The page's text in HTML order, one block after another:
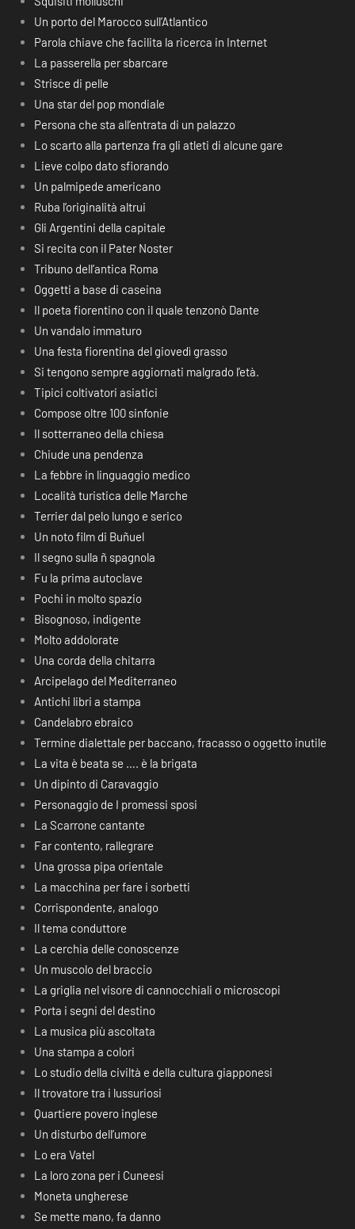
Un porto del Marocco sull’Atlantico
Parola chiave che facilita la ricerca in Internet
La passerella per sbarcare
Strisce di pelle
Una star del pop mondiale
Persona che sta all’entrata di un palazzo
Lo scarto alla partenza fra gli atleti di alcune gare
Lieve colpo dato sfiorando
Un palmipede americano
Ruba l’originalità altrui
Gli Argentini della capitale
Si recita con il Pater Noster
Tribuno dell’antica Roma
Oggetti a base di caseina
Il poeta fiorentino con il quale tenzonò Dante
Un vandalo immaturo
Una festa fiorentina del giovedì grasso
Si tengono sempre aggiornati malgrado l’età.
Tipici coltivatori asiatici
Compose oltre 100 sinfonie
Il sotterraneo della chiesa
Chiude una pendenza
La febbre in linguaggio medico
Località turistica delle Marche
Terrier dal pelo lungo e serico
Un noto film di Buñuel
Il segno sulla ñ spagnola
Fu la prima autoclave
Pochi in molto spazio
Bisognoso, indigente
Molto addolorate
Una corda della chitarra
Arcipelago del Mediterraneo
Antichi libri a stampa
Candelabro ebraico
Termine dialettale per baccano, fracasso o oggetto inutile
La vita è beata se …. è la brigata
Un dipinto di Caravaggio
Personaggio de I promessi sposi
La Scarrone cantante
Far contento, rallegrare
Una grossa pipa orientale
La macchina per fare i sorbetti
Corrispondente, analogo
Il tema conduttore
La cerchia delle conoscenze
Un muscolo del braccio
La griglia nel visore di cannocchiali o microscopi
Porta i segni del destino
La musica più ascoltata
Una stampa a colori
Lo studio della civiltà e della cultura giapponesi
Il trovatore tra i lussuriosi
Quartiere povero inglese
Un disturbo dell’umore
Lo era Vatel
La loro zona per i Cuneesi
Moneta ungherese
Se mette mano, fa danno